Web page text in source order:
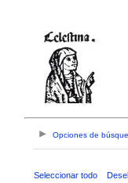
Opciones de
Seleccionar todo